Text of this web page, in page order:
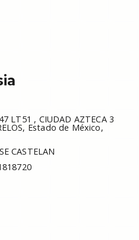
LT51 , CIUDAD AZTECA 3
Estado de México,
CASTELAN